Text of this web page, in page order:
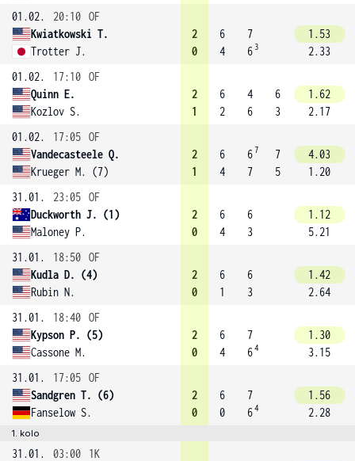
01.02.
20:10 OF
Kwiatkowski T.
Trotter J.
2
0
6
4
7
6 3
1.53
2.33
01.02.
17:10 OF
Quinn E.
Kozlov S.
2
1
6
2
4
6
6
3
1.62
2.17
01.02.
17:05 OF
Vandecasteele Q.
Krueger M. (7)
2
1
6
4
67
7
7
5
4.03
1.20
31.01.
23:05 OF
Duckworth J. (1)
Maloney P.
2
0
6
4
6
3
1.12
5.21
31.01.
18:50 OF
Kudla D. (4)
Rubin N.
2
0
6
1
6
3
1.42
2.64
31.01.
18:40 OF
Kypson P. (5)
Cassone M.
2
0
6
4
7
64
1.30
3.15
31.01.
17:05 OF
Sandgren T. (6)
Fanselow S.
2
0
6
0
7
64
1.56
2.28
1. kolo
31.01. 03:00
1K